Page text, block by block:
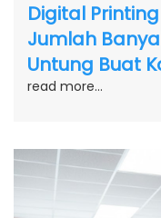
Digital
Jumlah
Untung Buat
read more...